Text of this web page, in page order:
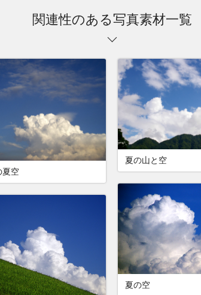
関連性のある写真素材一覧
夏空
夏の山と空
夏の空